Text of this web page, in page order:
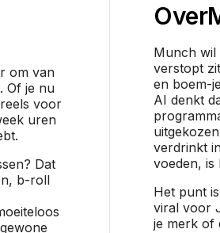
om van
Of je nu
voor
uren
Dat
b-roll
Over
Munch wil
verstopt
en boem-
AI denkt
verdrinkt
voeden, is
Het punt
viral voor
je merk of